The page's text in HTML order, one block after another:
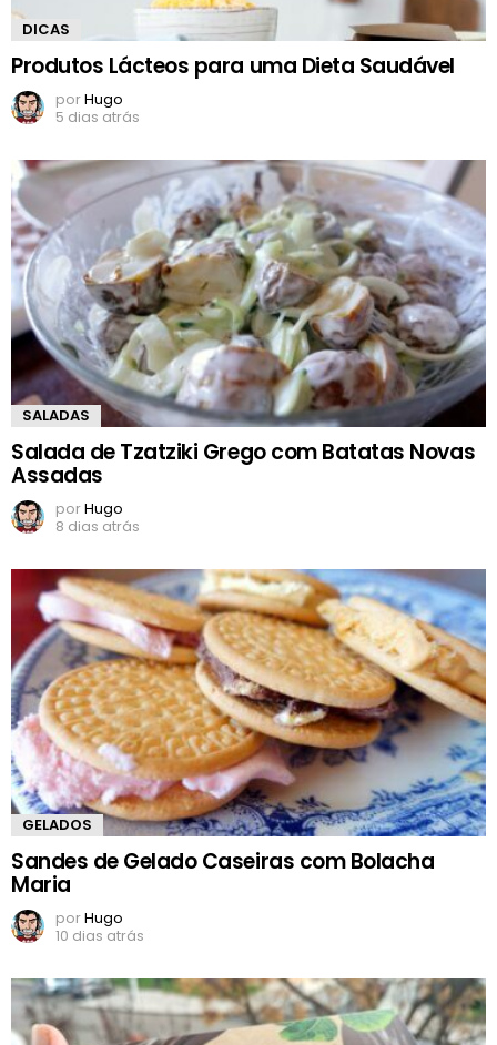
DICAS
Produtos Lácteos para uma Dieta Saudável
porHugo
5 dias atrás
SALADAS
Salada de Tzatziki Grego com Batatas Novas
Assadas
porHugo
8 dias atrás
GELADOS
Sandes de Gelado Caseiras com Bolacha
Maria
porHugo
10 dias atrás